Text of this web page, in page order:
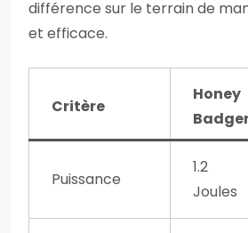
différence sur le terrain de
et efficace.
Critère
Honey
Puissance
1.2
Joules